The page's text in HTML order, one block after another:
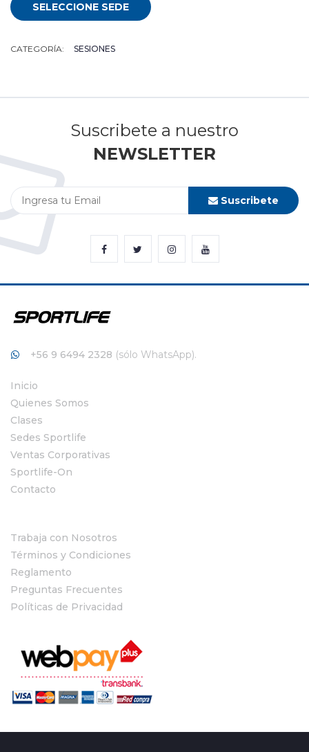
SELECCIONE SEDE
CATEGORÍA: SESIONES
Suscribete a nuestro
NEWSLETTER
Suscribete
+56 9 6494 2328 (sólo WhatsApp).
Inicio
Quienes Somos
Clases
Sedes Sportlife
Ventas Corporativas
Sportlife-On
Contacto
Trabaja con Nosotros
Términos y Condiciones
Reglamento
Preguntas Frecuentes
Políticas de Privacidad